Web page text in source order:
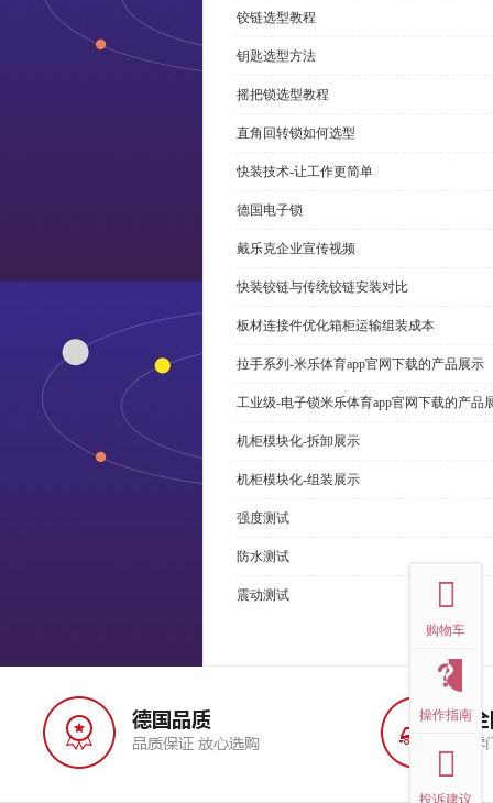
铰链选型教程
钥匙选型方法
摇把锁选型教程
直角回转锁如何选型
快装技术-让工作更简单
德国电子锁
戴乐克企业宣传视频
快装铰链与传统铰链安装对比
板材连接件优化箱柜运输组装成本
拉手系列-米乐体育app官网下载的产品展示
工业级-电子锁米乐体育app官网下载的产品
机柜模块化-拆卸展示
机柜模块化-组装展示
强度测试
防水测试
震动测试
购物车
操作指南
投诉建议